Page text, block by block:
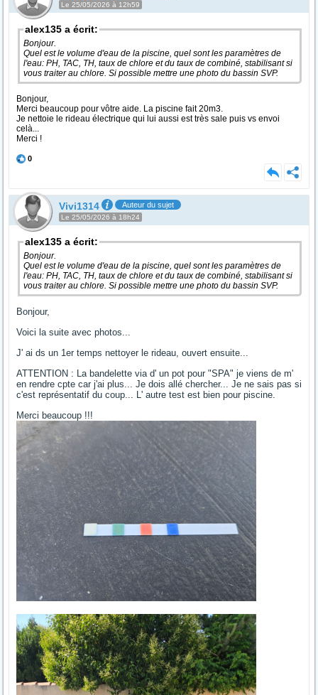
Le 25/05/2026 à 12h59
alex135 a écrit:
Bonjour.
Quel est le volume d'eau de la piscine, quel sont les paramètres de
l'eau: PH, TAC, TH, taux de chlore et du taux de combiné, stabilisant si
vous traiter au chlore. Si possible mettre une photo du bassin SVP.
Bonjour,
Merci beaucoup pour vôtre aide. La piscine fait 20m3.
Je nettoie le rideau électrique qui lui aussi est très sale puis vs envoi
celà...
Merci !
0
Vivi1314 Auteur du sujet
Le 25/05/2026 à 18h24
alex135 a écrit:
Bonjour.
Quel est le volume d'eau de la piscine, quel sont les paramètres de
l'eau: PH, TAC, TH, taux de chlore et du taux de combiné, stabilisant si
vous traiter au chlore. Si possible mettre une photo du bassin SVP.
Bonjour,
Voici la suite avec photos...
J' ai ds un 1er temps nettoyer le rideau, ouvert ensuite...
ATTENTION : La bandelette via d' un pot pour "SPA" je viens de m'
en rendre cpte car j'ai plus... Je dois allé chercher... Je ne sais pas si
c'est représentatif du coup... L' autre test est bien pour piscine.
Merci beaucoup !!!